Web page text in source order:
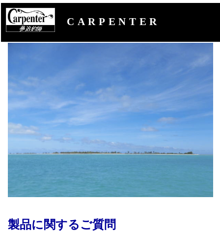
CARPENTER
製品に関するご質問